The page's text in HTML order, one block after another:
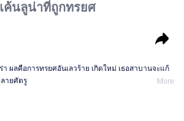
ค้นลูน่าที่ถูกทรยศ
ผลคือการทรยศอันเลวร้าย เกิดใหม่ เธอสาบานจะแก้
ายศัตรู
More